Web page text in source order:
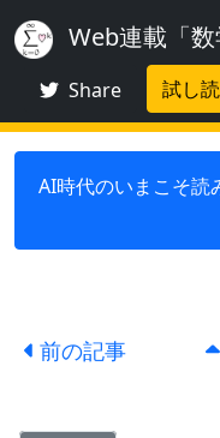
Web連載「数
Share 試し
AI時代のいまこそ読
前の記事